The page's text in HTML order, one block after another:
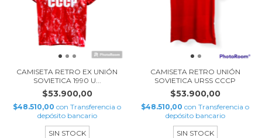
CAMISETA RETRO EX UNIÓN
SOVIETICA 1990 U...
$53.900,00
$48.510,00 con Transferencia o
depósito bancario
SIN STOCK
CAMISETA RETRO UNIÓN
SOVIETICA URSS CCCP
$53.900,00
$48.510,00 con Transferencia o
depósito bancario
SIN STOCK